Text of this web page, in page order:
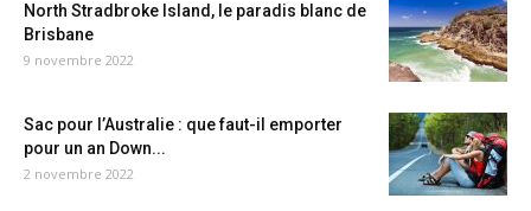
North Stradbroke Island, le paradis blanc de
Brisbane
9 novembre 2022
Sac pour l’Australie : que faut-il emporter
pour un an Down...
2 novembre 2022